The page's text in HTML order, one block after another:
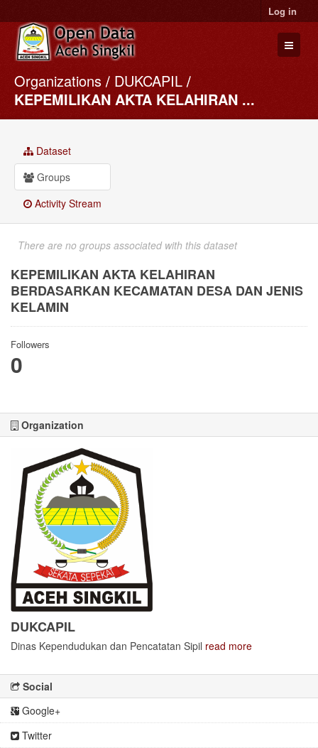
Log in
Datasets
Organizations
About
Organizations
DUKCAPIL
KEPEMILIKAN AKTA KELAHIRAN ...
Dataset
Groups
Activity Stream
There are no groups associated with this dataset
KEPEMILIKAN AKTA KELAHIRAN
BERDASARKAN KECAMATAN DESA DAN JENIS
KELAMIN
Followers
0
Organization
DUKCAPIL
Dinas Kependudukan dan Pencatatan Sipil read more
Social
Google+
Twitter